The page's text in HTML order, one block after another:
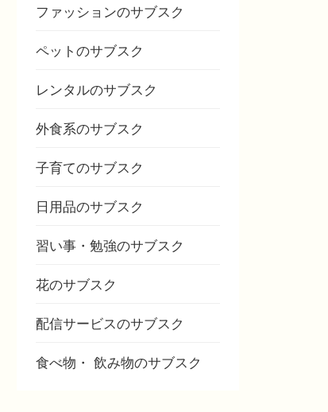
ファッションのサブスク
ペットのサブスク
レンタルのサブスク
外食系のサブスク
子育てのサブスク
日用品のサブスク
習い事・勉強のサブスク
花のサブスク
配信サービスのサブスク
食べ物・ 飲み物のサブスク